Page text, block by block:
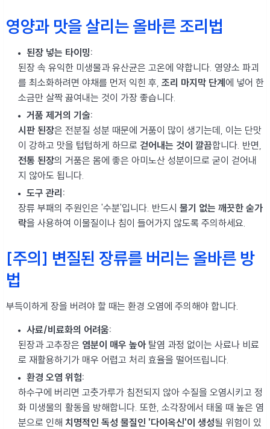
영양과 맛을 살리는 올바른 조리법
된장 넣는 타이밍:
된장 속 유익한 미생물과 유산균은 고온에 약합니다. 영양소 파괴
를 최소화하려면 야채를 먼저 익힌 후, 조리 마지막 단계 에 넣어 한
소금만 살짝 끓여내는 것이 가장 좋습니다.
거품 제거의 기술:
시판 된장은 전분질 성분 때문에 거품이 많이 생기는데, 이는 단맛
이 강하고 맛을 텁텁하게 하므로 걷어내는 것이 깔끔합니다. 반면,
전통 된장의 거품은 몸에 좋은 아미노산 성분이므로 굳이 걷어내
지 않아도 됩니다.
도구 관리:
장류 부패의 주원인은 '수분'입니다. 반드시 물기 없는 깨끗한 숟가
락을 사용하여 이물질이나 침이 들어가지 않도록 주의하세요.
[주의] 변질된 장류를 버리는 올바른 방
법
부득이하게 장을 버려야 할 때는 환경 오염에 주의해야 합니다.
사료/비료화의 어려움:
된장과 고추장은 염분이 매우 높아탈염 과정 없이는 사료나 비료
로 재활용하기가 매우 어렵고 처리 효율을 떨어뜨립니다.
환경 오염 위험:
하수구에 버리면 고춧가루가 침전되지 않아 수질을 오염시키고 정
화 미생물의 활동을 방해합니다. 또한, 소각장에서 태울 때 높은 염
분으로 인해 치명적인 독성 물질인 '다이옥신'이 생성될 위험이 있